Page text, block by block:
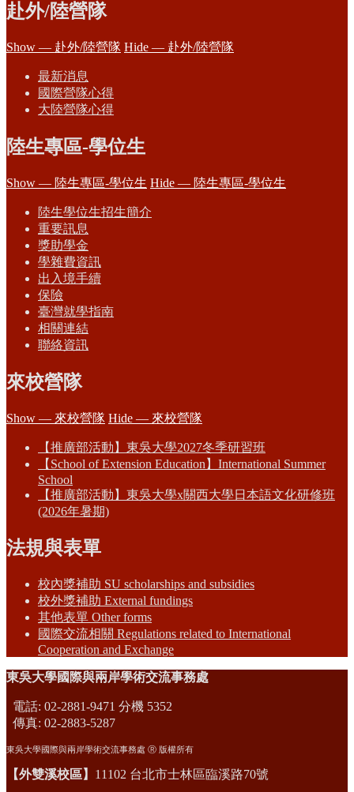
赴外/陸營隊
Show — 赴外/陸營隊 Hide — 赴外/陸營隊
最新消息
國際營隊心得
大陸營隊心得
陸生專區-學位生
Show — 陸生專區-學位生 Hide — 陸生專區-學位生
陸生學位生招生簡介
重要訊息
獎助學金
學雜費資訊
出入境手續
保險
臺灣就學指南
相關連結
聯絡資訊
來校營隊
Show — 來校營隊 Hide — 來校營隊
【推廣部活動】東吳大學2027冬季研習班
【School of Extension Education】International Summer
School
【推廣部活動】東吳大學x關西大學日本語文化研修班
(2026年暑期)
法規與表單
校內獎補助 SU scholarships and subsidies
校外獎補助 External fundings
其他表單 Other forms
國際交流相關 Regulations related to International
Cooperation and Exchange
東吳大學國際與兩岸學術交流事務處
電話: 02-2881-9471 分機 5352
傳真: 02-2883-5287
東吳大學國際與兩岸學術交流事務處 Ⓡ 版權所有
【外雙溪校區】 11102 台北市士林區臨溪路70號